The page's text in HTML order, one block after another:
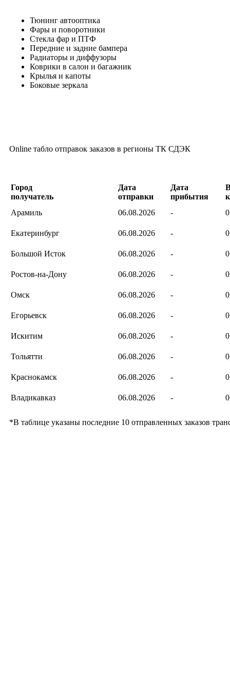
Тюнинг автооптика
Фары и поворотники
Стекла фар и ПТФ
Передние и задние бампера
Радиаторы и диффузоры
Коврики в салон и багажник
Крылья и капоты
Боковые зеркала
Online табло отправок заказов в регионы ТК СДЭК
Город
получатель
Дата
отправки
Дата
прибытия
Арамиль
06.08.2026 -
Екатеринбург 06.08.2026 -
Большой Исток 06.08.2026 -
Ростов-на-Дону 06.08.2026 -
Омск 06.08.2026 -
Егорьевск 06.08.2026 -
Искитим 06.08.2026 -
Тольятти 06.08.2026 -
Краснокамск 06.08.2026 -
Владикавказ 06.08.2026 -
*В таблице указаны последние 10 отправленных заказов